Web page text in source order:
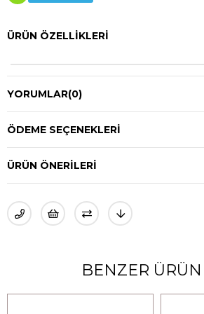
ÜRÜN ÖZELLIKLERI
YORUMLAR(0)
ÖDEME SEÇENEKLERI
ÜRÜN ÖNERILERI
BENZER